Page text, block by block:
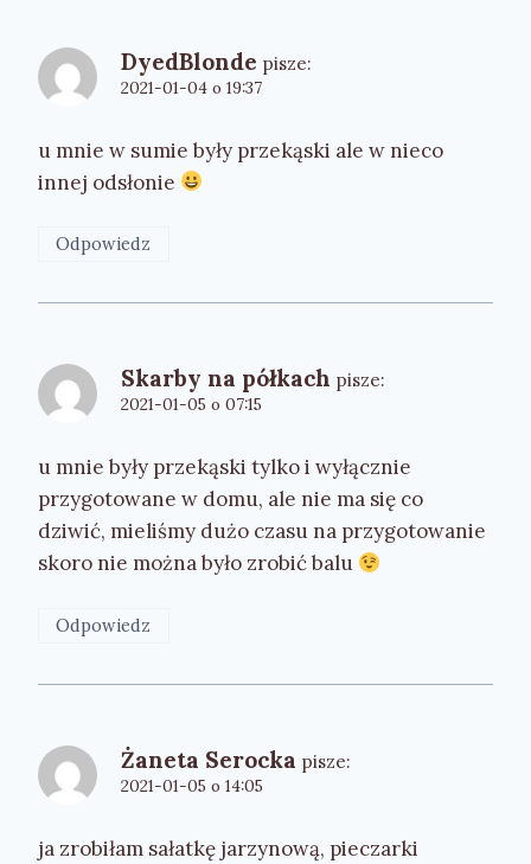
DyedBlonde pisze:
2021-01-04 o 19:37
u mnie w sumie były przekąski ale w nieco
innej odsłonie
Odpowiedz
Skarby na półkach pisze:
2021-01-05 o 07:15
u mnie były przekąski tylko i wyłącznie
przygotowane w domu, ale nie ma się co
dziwić, mieliśmy dużo czasu na przygotowanie
skoro nie można było zrobić balu
Odpowiedz
Żaneta Serocka pisze:
2021-01-05 o 14:05
ja zrobiłam sałatkę jarzynową, pieczarki